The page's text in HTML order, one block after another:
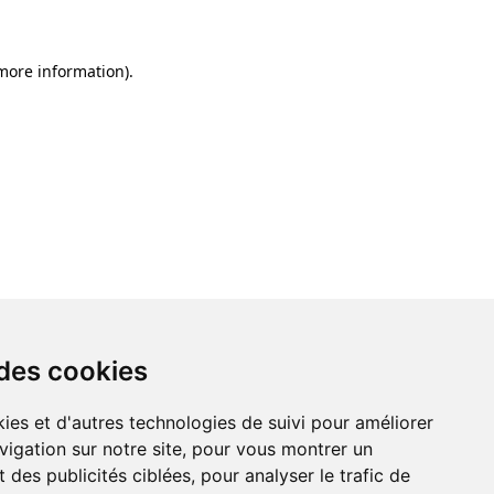
cookies
et d'autres technologies de suivi pour améliorer
sur notre site, pour vous montrer un
des publicités ciblées, pour analyser le trafic de
information).